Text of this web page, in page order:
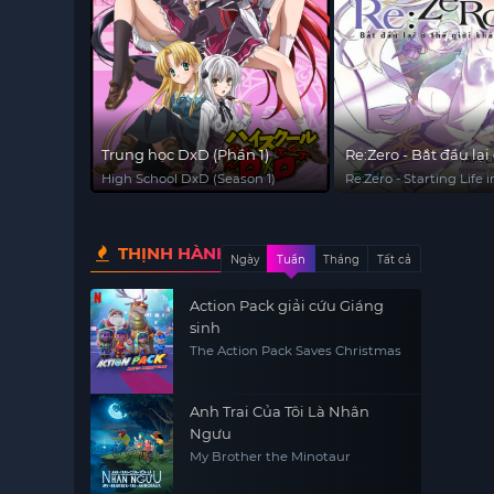
Trung học DxD (Phần 1)
High School DxD (Season 1)
Re:Zero - Bắt đầu lại
khác
Re:Zero - Starting Life
THỊNH HÀNHNgày Tuần Tháng Tất cả
Action Pack giải cứu Giáng
sinh
The Action Pack Saves Christmas
Anh Trai Của Tôi Là Nhân
Ngưu
My Brother the Minotaur